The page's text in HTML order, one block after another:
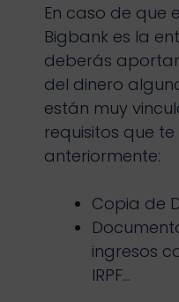
En caso de que
Bigbank es la
deberás
del dinero
están muy
requisitos que
anteriormente:
Copia de
ingresos
IRPF…